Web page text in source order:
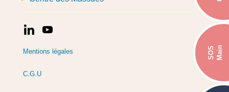
SOS Main
Mentions légales
C.G.U